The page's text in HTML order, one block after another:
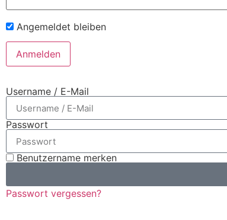
Angemeldet bleiben
Username / E-Mail
Passwort
Benutzername merken
Passwort vergessen?